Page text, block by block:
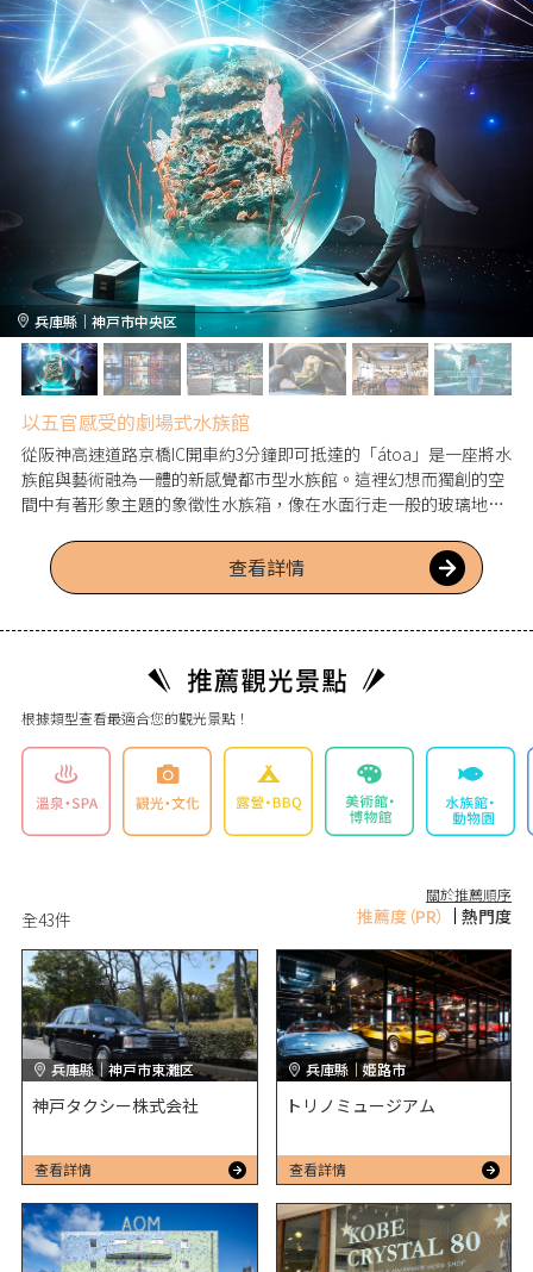
兵庫縣｜神戸市中央区
以五官感受的劇場式水族館
從阪神高速道路京橋IC開車約3分鐘即可抵達的「átoa」是一座將水
族館與藝術融為一體的新感覺都市型水族館。這裡幻想而獨創的空
間中有著形象主題的象徵性水族箱，像在水面行走一般的玻璃地板
哺乳類等多樣的動物生活。優雅地在水中游泳的小爪水獺和洪堡企
鵝受到從小孩到大人的喜愛。在彷彿置身電影或舞台一場情節中的
查看詳情
根據類型查看最適合您的觀光景點！
關於推薦順序
全43件 推薦度 （PR） 熱門度
神戸タクシー株式会社
兵庫縣｜神戸市東灘区
查看詳情
トリノミュージアム
兵庫縣｜姫路市
查看詳情